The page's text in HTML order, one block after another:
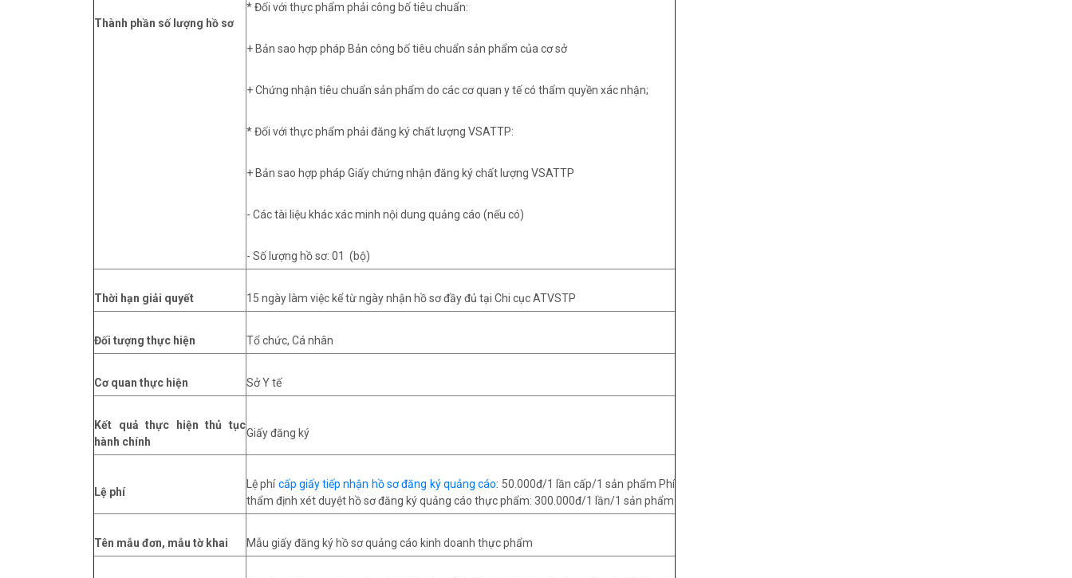
Thành phần số lượng hồ sơ
* Đối với thực phẩm phải công bố tiêu chuẩn:
+ Bản sao hợp pháp Bản công bố tiêu chuẩn sản phẩm của cơ sở
+ Chứng nhận tiêu chuẩn sản phẩm do các cơ quan y tế có thẩm quyền xác nhận;
* Đối với thực phẩm phải đăng ký chất lượng VSATTP:
+ Bản sao hợp pháp Giấy chứng nhận đăng ký chất lượng VSATTP
- Các tài liệu khác xác minh nội dung quảng cáo (nếu có)
- Số lượng hồ sơ: 01 (bộ)
Thời hạn giải quyết 15 ngày làm việc kể từ ngày nhận hồ sơ đầy đủ tại Chi cục ATVSTP
Đối tượng thực hiện Tổ chức, Cá nhân
Cơ quan thực hiện Sở Y tế
Kết quả thực hiện thủ tục
hành chính
Giấy đăng ký
Lệ phí
Lệ phícấp giấy tiếp nhận hồ sơ đăng ký quảng cáo: 50.000đ/1 lần cấp/1 sản phẩm Phí
thẩm định xét duyệt hồ sơ đăng ký quảng cáo thực phẩm: 300.000đ/1 lần/1 sản phẩm
Tên mẫu đơn, mẫu tờ khai Mẫu giấy đăng ký hồ sơ quảng cáo kinh doanh thực phẩm